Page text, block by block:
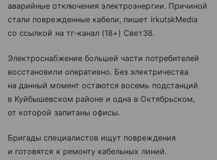
аварийные отключения электроэнергии. Причиной
стали поврежденные кабели, пишет IrkutskMedia
со ссылкой на тг-канал (18+) Свет38.
Электроснабжение большей части потребителей
восстановили оперативно. Без электричества
на данный момент остаются восемь подстанций
в Куйбышевском районе и одна в Октябрьском,
от которой запитаны офисы.
Бригады специалистов ищут повреждения
и готовятся к ремонту кабельных линий.